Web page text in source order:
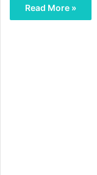
Read More »